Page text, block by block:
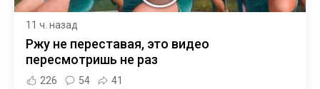
11 ч. назад
Ржу не переставая, это видео
пересмотришь не раз
226 54 41